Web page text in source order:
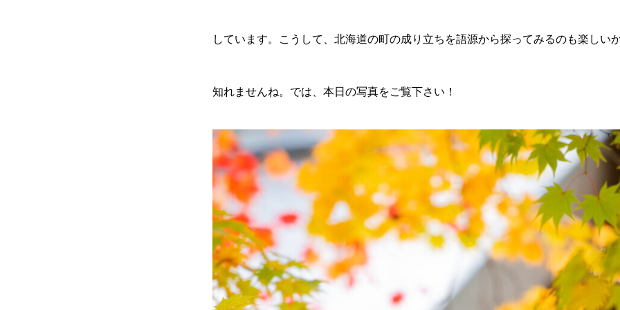
無料で登録したい企業様はこちら
しています。こうして、北海道の町の成り立ちを語源から探ってみるのも楽しい
知れませんね。では、本日の写真をご覧下さい！